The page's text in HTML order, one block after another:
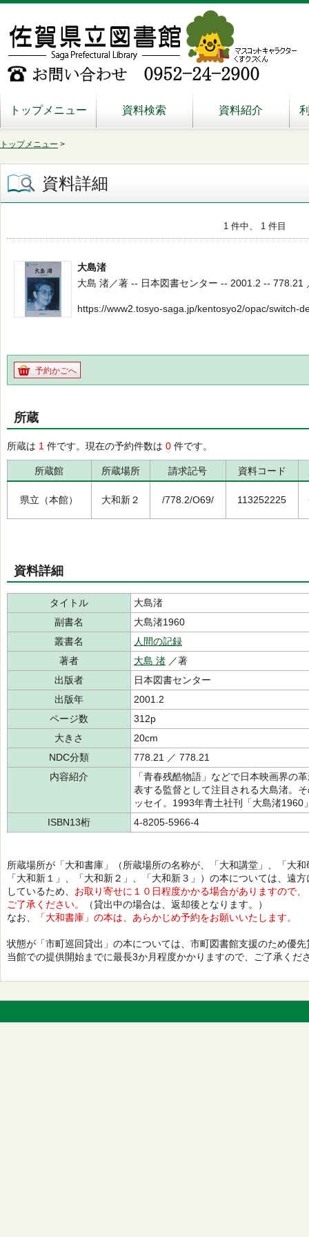
トップメニュー 資料検索 資料紹介
トップメニュー >
資料詳細
1 件中、 1 件目
大島渚
大島 渚／著 -- 日本図書センター -- 2001.2 -- 778.21
https://www2.tosyo-saga.jp/kentosyo2/opac/switch-
予約かごへ
所蔵
所蔵は 1 件です。現在の予約件数は 0 件です。
所蔵館 所蔵場所 請求記号 資料コード
県立（本館） 大和新２ /778.2/O69/ 113252225
資料詳細
タイトル
大島渚
副書名
大島渚1960
叢書名
人間の記録
著者
大島 渚 ／著
出版者
日本図書センター
出版年
2001.2
ページ数
312p
大きさ
20cm
NDC分類
778.21 ／ 778.21
内容紹介
「青春残酷物語」などで日本映画界の
表する監督として注目される大島渚。
ッセイ。1993年青土社刊「大島渚1960
ISBN13桁
4-8205-5966-4
所蔵場所が「大和書庫」（所蔵場所の名称が、「大和講堂」、「大和
「大和新１」、「大和新２」、「大和新３」）の本については、遠方
しているため、 お取り寄せに１０日程度かかる場合がありますので、
ご了承ください。
（貸出中の場合は、返却後となります。）
なお、
「大和書庫」の本は、あらかじめ予約をお願いいたします。
状態が「市町巡回貸出」の本については、市町図書館支援のため優
当館での提供開始までに最長3か月程度かかりますので、ご了承くだ